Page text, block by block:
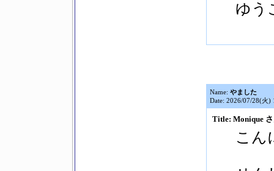
ゆう
Name: やました
Date: 2026/07/28(火)
Title: Monique
こん